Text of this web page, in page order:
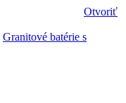
Otvoriť
Granitové batérie s